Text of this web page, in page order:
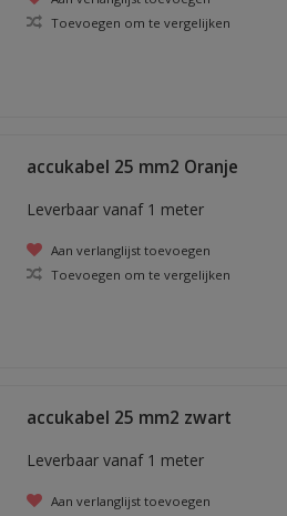
Toevoegen om te vergelijken
accukabel 25 mm2 Oranje
Leverbaar vanaf 1 meter
Aan verlanglijst toevoegen
Toevoegen om te vergelijken
accukabel 25 mm2 zwart
Leverbaar vanaf 1 meter
Aan verlanglijst toevoegen